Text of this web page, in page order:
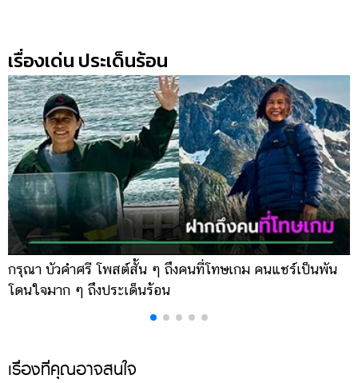
เรื่องเด่น ประเด็นร้อน
กรุณา บัวคำศรี โพสต์สั้น ๆ ถึงคนที่โทษเกม คนแชร์เป็นพัน
โดนใจมาก ๆ ถึงประเด็นร้อน
เรื่องที่คุณอาจสนใจ